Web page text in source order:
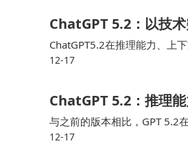
智家设计大赛的核心价值
随着年度100杰作榜
科技提供标准语法，设计
智能生活革命。
ChatGPT 5.2：以技
ChatGPT5.2在推理能力、上
智能系统的未来打开新的可能
12-17
ChatGPT 5.2：推理
与之前的版本相比，GPT 5.2
为准确和可靠的输出。这一能
12-17